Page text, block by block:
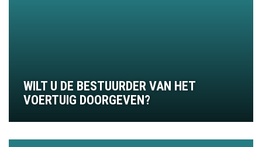
WILT U DE BESTUURDER VAN HET
VOERTUIG DOORGEVEN?